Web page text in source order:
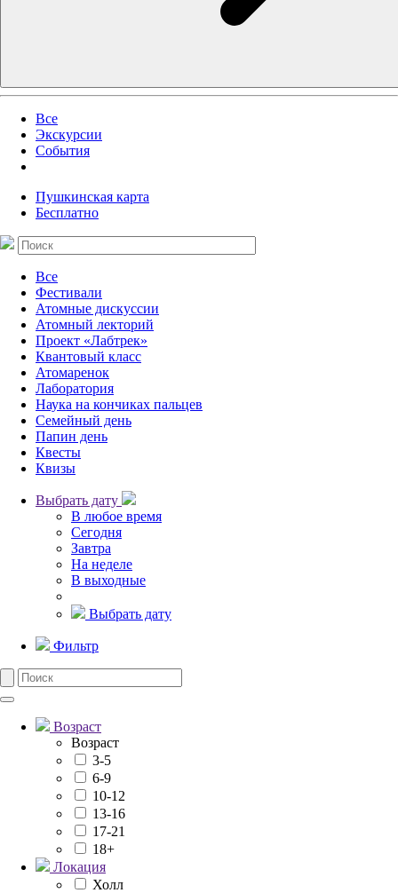
Все
Экскурсии
События
Пушкинская карта
Бесплатно
Все
Фестивали
Атомные дискуссии
Атомный лекторий
Проект «Лабтрек»
Квантовый класс
Атомаренок
Лаборатория
Наука на кончиках пальцев
Семейный день
Папин день
Квесты
Квизы
Выбрать дату
В любое время
Сегодня
Завтра
На неделе
В выходные
Выбрать дату
Фильтр
Возраст
Возраст
3-5
6-9
10-12
13-16
17-21
18+
Локация
Холл